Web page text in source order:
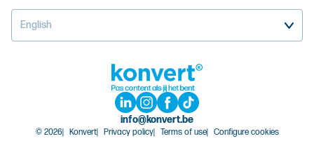
English
info@konvert.be
© 2026 Konvert Privacy policy Terms of use Configure cookies